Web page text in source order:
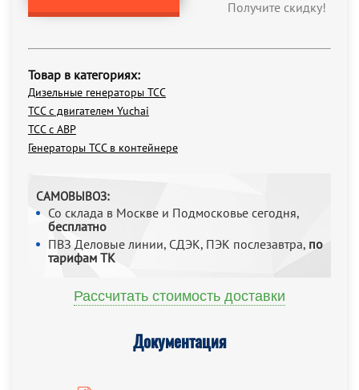
Получите скидку!
Товар в категориях:
Дизельные генераторы ТСС
ТСС с двигателем Yuchai
ТСС с АВР
Генераторы ТСС в контейнере
САМОВЫВОЗ:
Со склада в Москве и Подмосковье сегодня,
бесплатно
ПВЗ Деловые линии, СДЭК, ПЭК послезавтра, по
тарифам ТК
Рассчитать стоимость доставки
Документация